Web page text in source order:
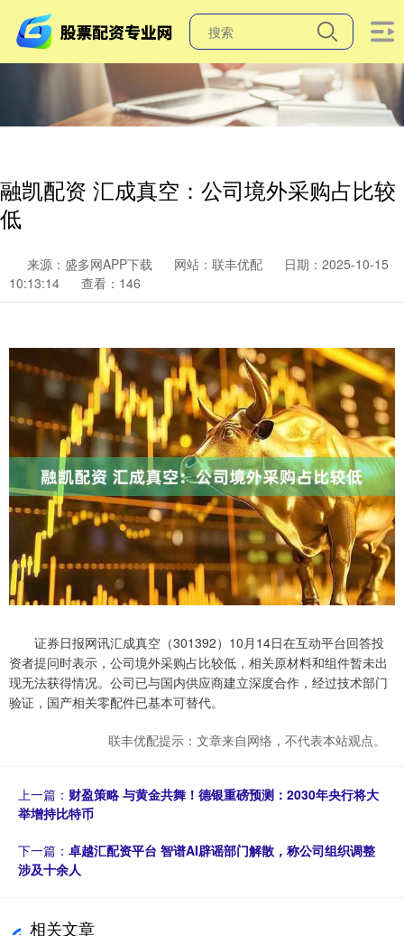
融凯配资 汇成真空：公司境外采购占比较
低
来源：盛多网APP下载 网站：联丰优配
日期：2025-10-15
10:13:14
查看：146
证券日报网讯汇成真空（301392）10月14日在互动平台回答投
资者提问时表示，公司境外采购占比较低，相关原材料和组件暂未出
现无法获得情况。公司已与国内供应商建立深度合作，经过技术部门
验证，国产相关零配件已基本可替代。
联丰优配提示：文章来自网络，不代表本站观点。
上一篇： 财盈策略 与黄金共舞！德银重磅预测：2030年央行将大
举增持比特币
下一篇： 卓越汇配资平台 智谱AI辟谣部门解散，称公司组织调整
涉及十余人
相关文章